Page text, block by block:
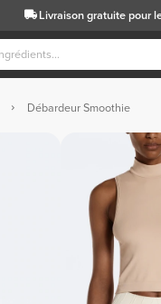
Livraison gratuitepour
Débardeur Smoothie